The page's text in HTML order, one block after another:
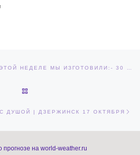
09.10.23-15.10.23НА ЭТОЙ НЕДЕЛЕ МЫ ИЗГОТОВИЛИ:- 30 ШТ. СЕМЕЙНЫХ ТРУСОВ.
ДУШОЙ | ДЗЕРЖИНСК 17 ОКТЯБРЯ
прогнозе на world-weather.ru